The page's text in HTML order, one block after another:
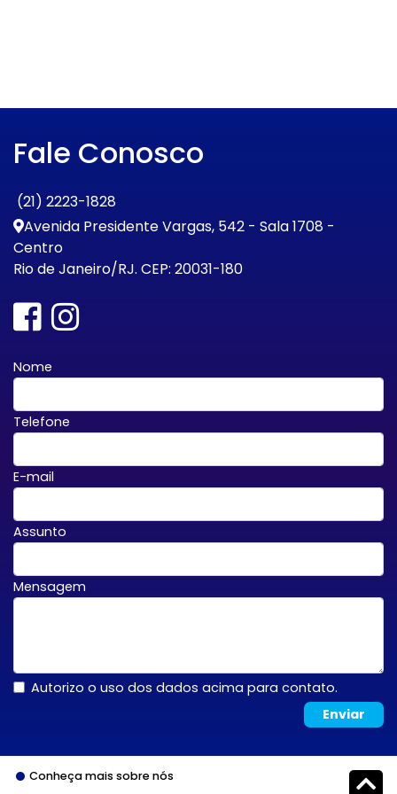
Fale Conosco
(21) 2223-1828
Avenida Presidente Vargas, 542 - Sala 1708 -
Centro
Rio de Janeiro/RJ. CEP: 20031-180
Nome
Telefone
E-mail
Assunto
Mensagem
Autorizo o uso dos dados acima para contato.
Enviar
Conheça mais sobre nós